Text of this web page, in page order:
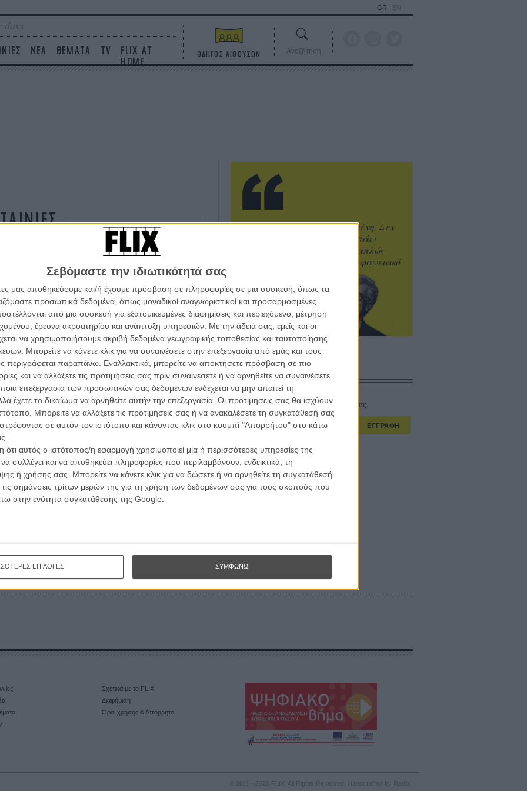
Σεβόμαστε την ιδιωτικότητά σας
μας αποθηκεύουμε και/ή έχουμε πρόσβαση σε πληροφορίες σε μια συσκευή, όπως τα
προσωπικά δεδομένα, όπως μοναδικοί αναγνωριστικοί και προσαρμοσμένες
από μια συσκευή για εξατομικευμένες διαφημίσεις και περιεχόμενο, μέτρηση
έρευνα ακροατηρίου και ανάπτυξη υπηρεσιών. Με την άδειά σας, εμείς και οι
να χρησιμοποιήσουμε ακριβή δεδομένα γεωγραφικής τοποθεσίας και ταυτοποίησης
Μπορείτε να κάνετε κλικ για να συναινέσετε στην επεξεργασία από εμάς και τους
περιγράφεται παραπάνω. Εναλλακτικά, μπορείτε να αποκτήσετε πρόσβαση σε πιο
και να αλλάξετε τις προτιμήσεις σας πριν συναινέσετε ή να αρνηθείτε να συναινέσετε.
επεξεργασία των προσωπικών σας δεδομένων ενδέχεται να μην απαιτεί τη
έχετε το δικαίωμα να αρνηθείτε αυτήν την επεξεργασία. Οι προτιμήσεις σας θα ισχύουν
Μπορείτε να αλλάξετε τις προτιμήσεις σας ή να ανακαλέσετε τη συγκατάθεσή σας
σε αυτόν τον ιστότοπο και κάνοντας κλικ στο κουμπί "Απορρήτου" στο κάτω
αυτός ο ιστότοπος/η εφαρμογή χρησιμοποιεί μία ή περισσότερες υπηρεσίες της
συλλέγει και να αποθηκεύει πληροφορίες που περιλαμβάνουν, ενδεικτικά, τη
ή χρήσης σας. Μπορείτε να κάνετε κλικ για να δώσετε ή να αρνηθείτε τη συγκατάθεσή
σημάνσεις τρίτων μερών της για τη χρήση των δεδομένων σας για τους σκοπούς που
στην ενότητα συγκατάθεσης της Google.
ΕΠΙΛΟΓΕΣ ΣΥΜΦΩΝΩ
days
ΝΕΑ ΘΕΜΑΤΑ TV
FLIX AT
HOME
GR EN
ΟΔΗΓΟΣ ΑΙΘΟΥΣΩΝ Αναζήτηση
ΤΑΙΝΙΕΣ
ΑΡΘΡΑ
χαρακτήρες (και ένας πλανήτης) που
είναι πολύ πιο μπροστά από τους
σειρές από κόμικς
υπερήρωα κρύβεται ένας σπουδαίος
Βιμ Βέντερς
Η επιτυχία είναι υπερτιμημένη. Δεν
σε κάνει καλύτερο, δεν σε πάει
πουθενά η επιτυχία. Είναι απλώς
ένα ωραίο, ανεβαστικό, επιφανειακό
CONNECT
Εγγράψου στο εβδομαδιαίο newsletter μας.
ΕΓΓΡΑΦΗ
Θέλω να λαμβάνω τα newsletter σας.
Σχετικά με το FLIX
Διαφήμιση
Όροι χρήσης & Απόρρητο
© 2011 - 2026 FLIX. All Rights Reserved. Handcrafted by Radial